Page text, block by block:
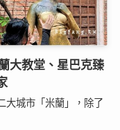
大教堂、星巴克臻
大城市「米蘭」，除了